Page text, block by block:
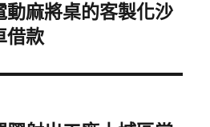
動麻將桌的客製化沙
借款